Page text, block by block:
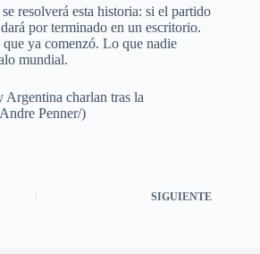
resolverá esta historia: si el partido
por terminado en un escritorio.
ya comenzó. Lo que nadie
mundial.
charlan tras la
Penner/)
SIGUIENTE